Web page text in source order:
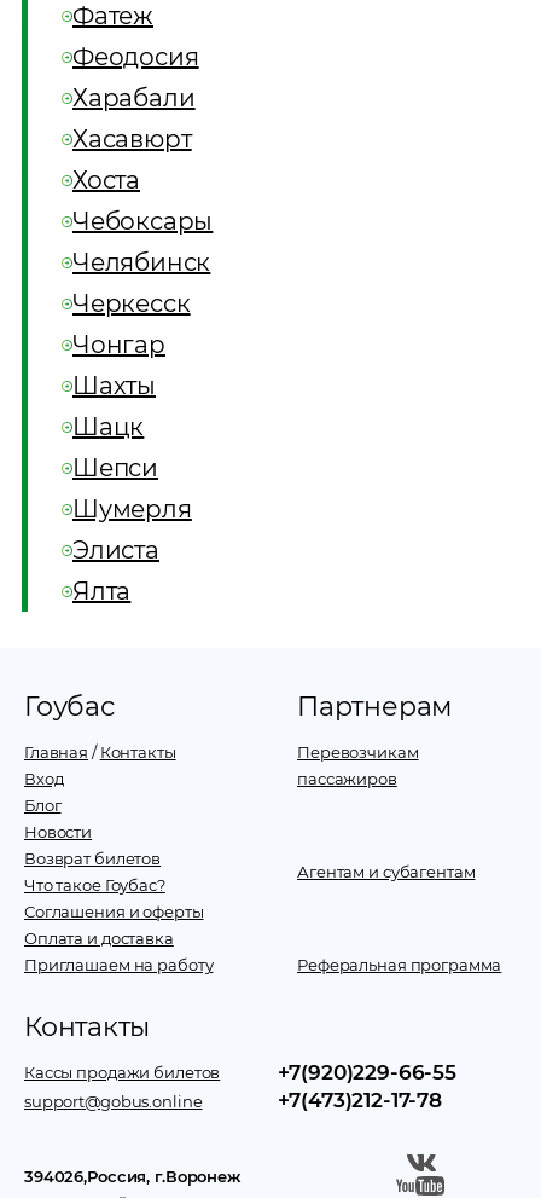
Фатеж
Феодосия
Харабали
Хасавюрт
Хоста
Чебоксары
Челябинск
Черкесск
Чонгар
Шахты
Шацк
Шепси
Шумерля
Элиста
Ялта
Гоубас
Главная /Контакты
Вход
Блог
Новости
Возврат билетов
Что такое Гоубас?
Соглашения и оферты
Оплата и доставка
Приглашаем на работу
Партнерам
Перевозчикам
пассажиров
Агентам и субагентам
Реферальная программа
Контакты
Кассы продажи билетов
support@gobus.online
+7(920)229-66-55
+7(473)212-17-78
394026,Россия, г.Воронеж